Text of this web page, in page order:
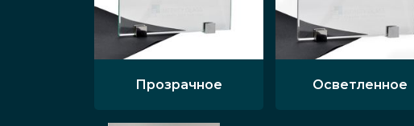
Дверные конструкции из МДФ,
декорированными
Прозрачное Осветленное